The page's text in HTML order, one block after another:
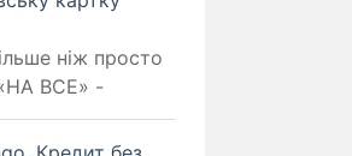
ніж просто
ВСЕ» -